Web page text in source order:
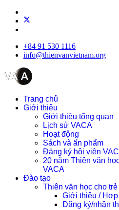
+84 91 530 1116
info@thienvanvietnam.org
Trang chủ
Giới thiệu
Giới thiệu tổng quan
Lịch sử VACA
Hoạt động
Sách và ấn phẩm
Đăng ký hội viên
20 năm Thiên văn
VACA
Đào tạo
Thiên văn học cho trẻ
Giới thiệu / Hợp
Đăng ký/nhận